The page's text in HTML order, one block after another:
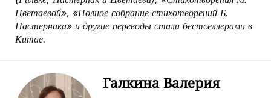
Цветаевой», «Полное собрание стихотворений Б.
Пастернака» и другие переводы стали бестселлерами в
Китае.
Галкина Валерия